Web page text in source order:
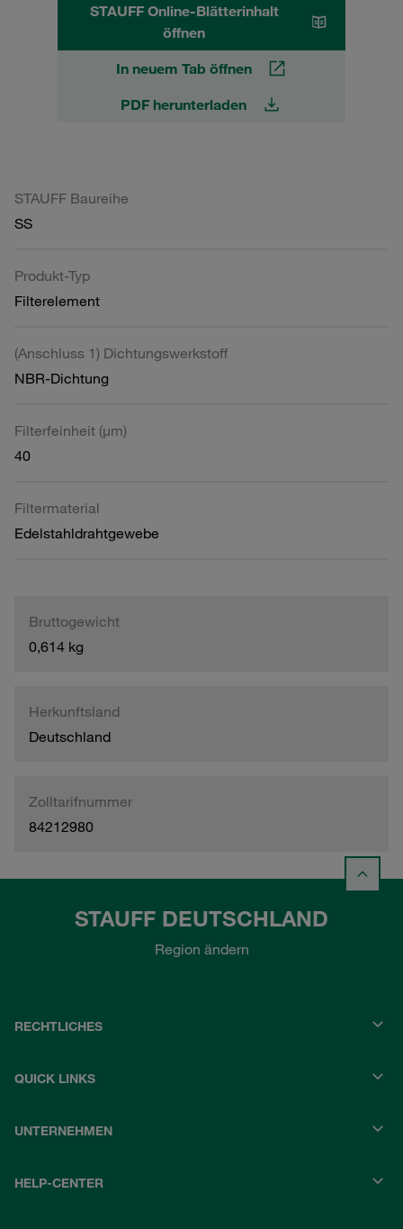
STAUFF Online-Blätterinhalt
öffnen
In neuem Tab öffnen
PDF herunterladen
STAUFF Baureihe
SS
Produkt-Typ
Filterelement
(Anschluss 1) Dichtungswerkstoff
NBR-Dichtung
Filterfeinheit (µm)
40
Filtermaterial
Edelstahldrahtgewebe
Bruttogewicht
0,614 kg
Herkunftsland
Deutschland
Zolltarifnummer
84212980
STAUFF DEUTSCHLAND
Region ändern
RECHTLICHES
QUICK LINKS
UNTERNEHMEN
HELP-CENTER